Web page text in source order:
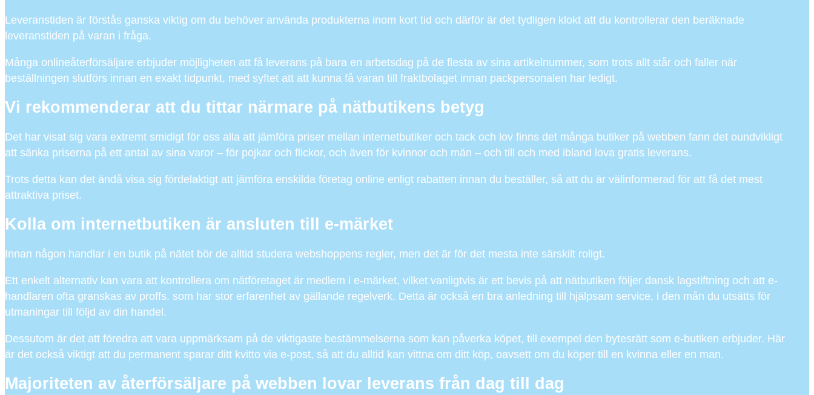
Leveranstiden är förstås ganska viktig om du behöver använda produkterna inom kort tid och därför är det tydligen klokt att du kontrollerar den beräknade
leveranstiden på varan i fråga.
Många onlineåterförsäljare erbjuder möjligheten att få leverans på bara en arbetsdag på de flesta av sina artikelnummer, som trots allt står och faller när
beställningen slutförs innan en exakt tidpunkt, med syftet att att kunna få varan till fraktbolaget innan packpersonalen har ledigt.
Vi rekommenderar att du tittar närmare på nätbutikens betyg
Det har visat sig vara extremt smidigt för oss alla att jämföra priser mellan internetbutiker och tack och lov finns det många butiker på webben fann det oundvikligt
att sänka priserna på ett antal av sina varor – för pojkar och flickor, och även för kvinnor och män – och till och med ibland lova gratis leverans.
Trots detta kan det ändå visa sig fördelaktigt att jämföra enskilda företag online enligt rabatten innan du beställer, så att du är välinformerad för att få det mest
attraktiva priset.
Kolla om internetbutiken är ansluten till e-märket
Innan någon handlar i en butik på nätet bör de alltid studera webshoppens regler, men det är för det mesta inte särskilt roligt.
Ett enkelt alternativ kan vara att kontrollera om nätföretaget är medlem i e-märket, vilket vanligtvis är ett bevis på att nätbutiken följer dansk lagstiftning och att e-
handlaren ofta granskas av proffs. som har stor erfarenhet av gällande regelverk. Detta är också en bra anledning till hjälpsam service, i den mån du utsätts för
utmaningar till följd av din handel.
Dessutom är det att föredra att vara uppmärksam på de viktigaste bestämmelserna som kan påverka köpet, till exempel den bytesrätt som e-butiken erbjuder. Här
är det också viktigt att du permanent sparar ditt kvitto via e-post, så att du alltid kan vittna om ditt köp, oavsett om du köper till en kvinna eller en man.
Majoriteten av återförsäljare på webben lovar leverans från dag till dag